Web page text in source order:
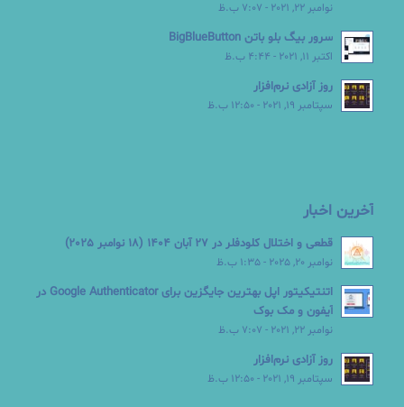
نوامبر 22, 2021 - 7:07 ب.ظ
سرور بیگ بلو باتن BigBlueButton
اکتبر 11, 2021 - 4:44 ب.ظ
روز آزادی نرم‌افزار
سپتامبر 19, 2021 - 12:50 ب.ظ
آخرین اخبار
قطعی و اختلال کلودفلر در 27 آبان 1404 (18 نوامبر 2025)
نوامبر 20, 2025 - 1:35 ب.ظ
اتنتیکیتور اپل بهترین جایگزین برای Google Authenticator در
آیفون و مک بوک
نوامبر 22, 2021 - 7:07 ب.ظ
روز آزادی نرم‌افزار
سپتامبر 19, 2021 - 12:50 ب.ظ